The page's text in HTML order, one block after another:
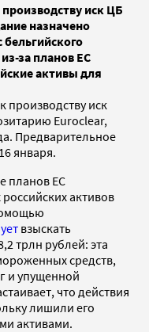
иск ЦБ
назначено
бельгийского
за планов ЕС
активы для
иск
Euroclear,
Предварительное
января.
планов ЕС
активов
взыскать
трлн рублей: эта
средств,
и упущенной
что действия
лишили его
активами.